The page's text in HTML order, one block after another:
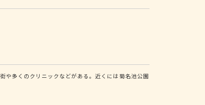
や多くのクリニックなどがある。近くには菊名池公園